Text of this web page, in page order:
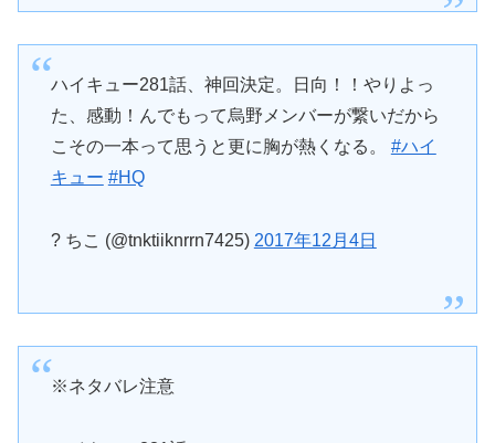
ハイキュー281話、神回決定。日向！！やりよっ
た、感動！んでもって烏野メンバーが繋いだから
こその一本って思うと更に胸が熱くなる。 #ハイ
キュー #HQ
? ちこ (@tnktiiknrrn7425) 2017年12月4日
※ネタバレ注意